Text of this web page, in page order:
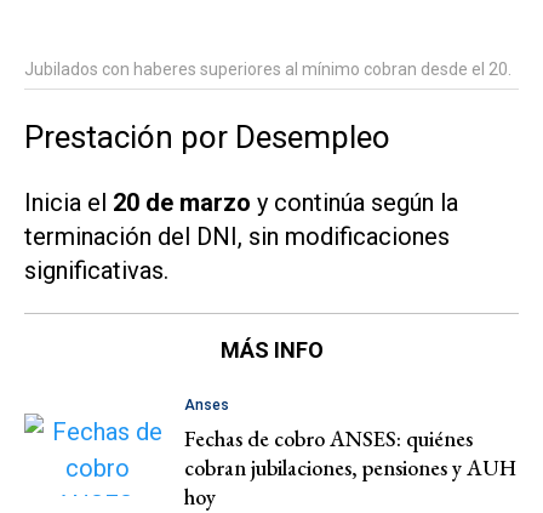
Jubilados con haberes superiores al mínimo cobran desde el 20.
Prestación por Desempleo
Inicia el 20 de marzo y continúa según la
terminación del DNI, sin modificaciones
significativas.
MÁS INFO
Anses
Fechas de cobro ANSES: quiénes
cobran jubilaciones, pensiones y AUH
hoy